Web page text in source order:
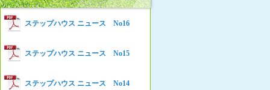
Women’s Shelter HELP News No75
Women’s Shelter HELP News
女性の家HELP ネットワークニュー
ス No.92
女性の家HELP ネットワークニュー
ス No.91
女性の家HELP ネットワークニュー
ス No.90
ステップハウス ニュース No16
ステップハウス ニュース No15
ステップハウス ニュース No14